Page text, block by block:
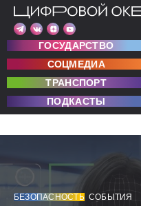
ГОСУДАРСТВО
СОЦМЕДИА
ТРАНСПОРТ
ПОДКАСТЫ
БЕЗОПАСНОСТЬ СОБЫТИЯ